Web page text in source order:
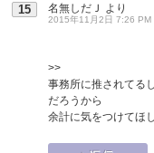
15 名無しだＪ より
2015年11月2日 7:26 PM
>>
事務所に推されてる
だろうから
余計に気をつけてほ